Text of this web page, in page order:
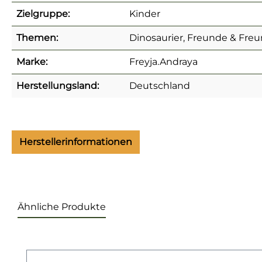
Zielgruppe: Kinder
Themen: Dinosaurier, Freunde &
Marke: Freyja.Andraya
Herstellungsland: Deutschland
Herstellerinformationen
Ähnliche Produkte